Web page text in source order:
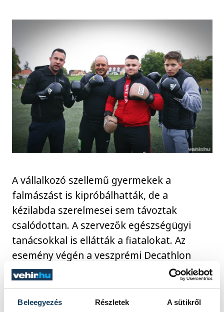
Beleegyezés Részletek A sütikről
A vállalkozó szellemű gyermekek a
falmászást is kipróbálhatták, de a
kézilabda szerelmesei sem távoztak
csalódottan. A szervezők egészségügyi
tanácsokkal is ellátták a fiatalokat. Az
esemény végén a veszprémi Decathlon
felajánlásából rengeteg ajándék gazdára
talált: értékes sportszerek mellett a fődíj
egy professzionális roller volt.